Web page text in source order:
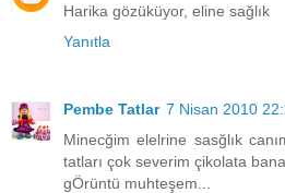
Harika gözüküyor, eline sağlık
Yanıtla
Pembe Tatlar 7 Nisan 2010
Minecğim elelrine sasğlık
tatları çok severim çikolata
gÖrüntü muhteşem...